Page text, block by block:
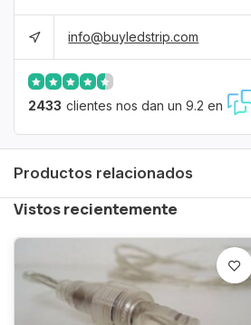
info@buyledstrip.com
2433 clientes nos dan un 9.2 en
Productos relacionados
Vistos recientemente